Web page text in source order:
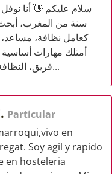
سنة من المغرب،
كعامل نظافة،
أمتلك مهارات
فريق، النظافة، واتباع التعليمات. أنا...
Particular
en
Soy agil y rapido
en hosteleria